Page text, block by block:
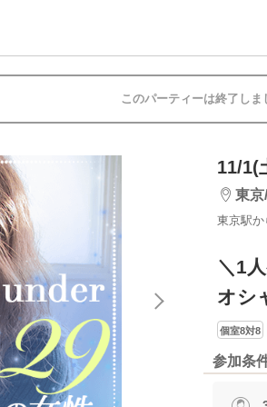
このパーティーは終了しま
11/1(
東京
東京駅か
＼1
オシ
個室8対8
参加条